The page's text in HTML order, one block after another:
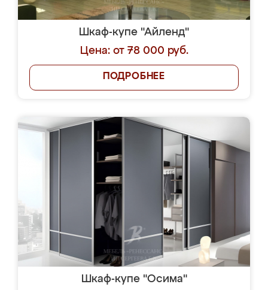
Шкаф-купе "Айленд"
Цена: от 78 000 руб.
ПОДРОБНЕЕ
Шкаф-купе "Осима"